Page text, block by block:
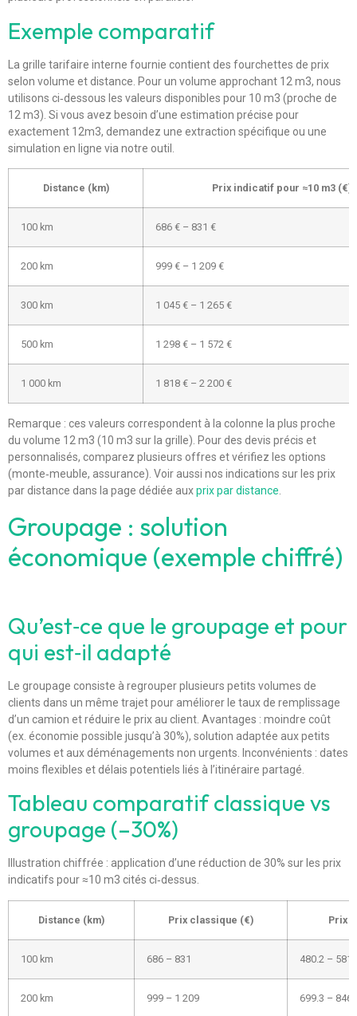
Exemple comparatif
La grille tarifaire interne fournie contient des fourchettes de prix
selon volume et distance. Pour un volume approchant 12 m3, nous
utilisons ci‑dessous les valeurs disponibles pour 10 m3 (proche de
12 m3). Si vous avez besoin d’une estimation précise pour
exactement 12m3, demandez une extraction spécifique ou une
simulation en ligne via notre outil.
Distance (km) Prix indicatif pour ≈10 m3
100 km 686 € – 831 €
200 km 999 € – 1 209 €
300 km 1 045 € – 1 265 €
500 km 1 298 € – 1 572 €
1 000 km 1 818 € – 2 200 €
Remarque : ces valeurs correspondent à la colonne la plus proche
du volume 12 m3 (10 m3 sur la grille). Pour des devis précis et
personnalisés, comparez plusieurs offres et vérifiez les options
(monte‑meuble, assurance). Voir aussi nos indications sur les prix
par distance dans la page dédiée auxprix par distance.
Groupage : solution
économique (exemple chiffré)
Qu’est‑ce que le groupage et pour
qui est‑il adapté
Le groupage consiste à regrouper plusieurs petits volumes de
clients dans un même trajet pour améliorer le taux de remplissage
d’un camion et réduire le prix au client. Avantages : moindre coût
(ex. économie possible jusqu’à 30%), solution adaptée aux petits
volumes et aux déménagements non urgents. Inconvénients : dates
moins flexibles et délais potentiels liés à l’itinéraire partagé.
Tableau comparatif classique vs
groupage (–30%)
Illustration chiffrée : application d’une réduction de 30% sur les prix
indicatifs pour ≈10 m3 cités ci‑dessus.
Distance (km) Prix classique (€) Prix
100 km 686 – 831 480.2 –
200 km 999 – 1 209 699.3 –